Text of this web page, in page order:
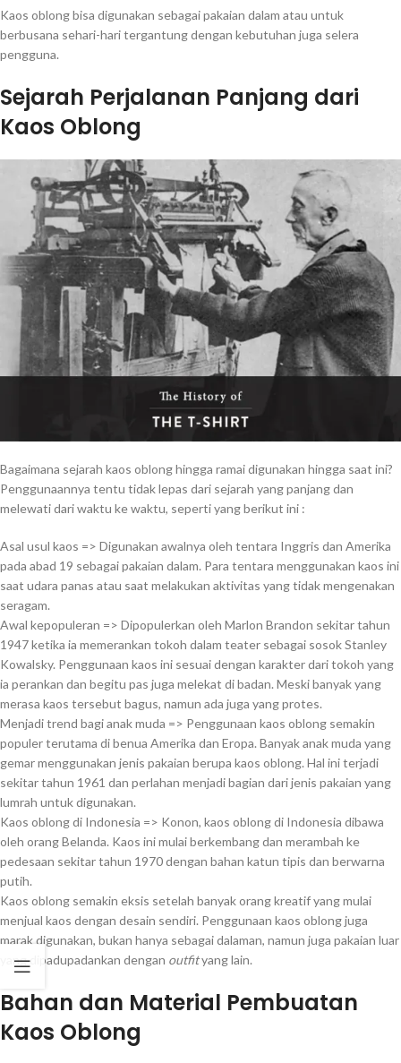
Kaos oblong bisa digunakan sebagai pakaian dalam atau untuk
berbusana sehari-hari tergantung dengan kebutuhan juga selera
pengguna.
Sejarah Perjalanan Panjang dari
Kaos Oblong
Bagaimana sejarah kaos oblong hingga ramai digunakan hingga saat ini?
Penggunaannya tentu tidak lepas dari sejarah yang panjang dan
melewati dari waktu ke waktu, seperti yang berikut ini :
Asal usul kaos => Digunakan awalnya oleh tentara Inggris dan Amerika
pada abad 19 sebagai pakaian dalam. Para tentara menggunakan kaos ini
saat udara panas atau saat melakukan aktivitas yang tidak mengenakan
seragam.
Awal kepopuleran => Dipopulerkan oleh Marlon Brandon sekitar tahun
1947 ketika ia memerankan tokoh dalam teater sebagai sosok Stanley
Kowalsky. Penggunaan kaos ini sesuai dengan karakter dari tokoh yang
ia perankan dan begitu pas juga melekat di badan. Meski banyak yang
merasa kaos tersebut bagus, namun ada juga yang protes.
Menjadi trend bagi anak muda => Penggunaan kaos oblong semakin
populer terutama di benua Amerika dan Eropa. Banyak anak muda yang
gemar menggunakan jenis pakaian berupa kaos oblong. Hal ini terjadi
sekitar tahun 1961 dan perlahan menjadi bagian dari jenis pakaian yang
lumrah untuk digunakan.
Kaos oblong di Indonesia => Konon, kaos oblong di Indonesia dibawa
oleh orang Belanda. Kaos ini mulai berkembang dan merambah ke
pedesaan sekitar tahun 1970 dengan bahan katun tipis dan berwarna
putih.
Kaos oblong semakin eksis setelah banyak orang kreatif yang mulai
menjual kaos dengan desain sendiri. Penggunaan kaos oblong juga
marak digunakan, bukan hanya sebagai dalaman, namun juga pakaian luar
yang dipadupadankan dengan outfityang lain.
Bahan dan Material Pembuatan
Kaos Oblong